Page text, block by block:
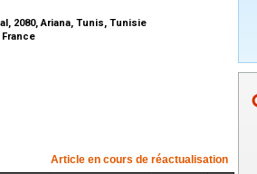
2080, Ariana, Tunis, Tunisie
Article en cours de réactualisation